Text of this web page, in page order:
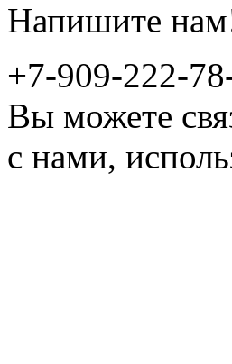
Напишите
+7-909-222-
Вы можете
с нами,